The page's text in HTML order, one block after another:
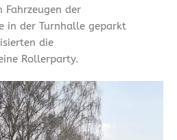
Fahrzeugen der
in der Turnhalle geparkt
die
Rollerparty.